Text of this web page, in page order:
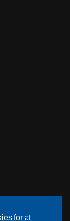
for at